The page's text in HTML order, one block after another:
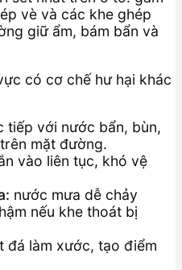
vè và các khe ghép
giữ ẩm, bám bẩn và
có cơ chế hư hại khác
tiếp với nước bẩn, bùn,
mặt đường.
vào liên tục, khó vệ
nước mưa dễ chảy
nếu khe thoát bị
đá làm xước, tạo điểm